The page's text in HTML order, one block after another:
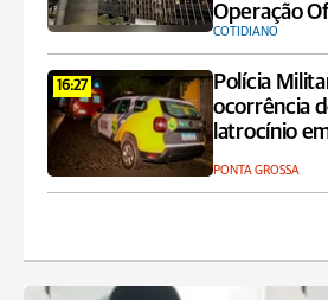
Operação
COTIDIANO
16:27
Polícia
ocorrência
latrocínio
PONTA GROSSA